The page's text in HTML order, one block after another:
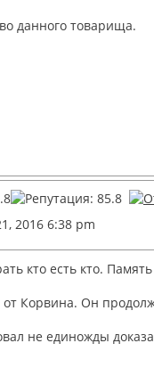
данного товарища.
2016 6:38 pm
кто есть кто.
от Корвина. Он
не единожды